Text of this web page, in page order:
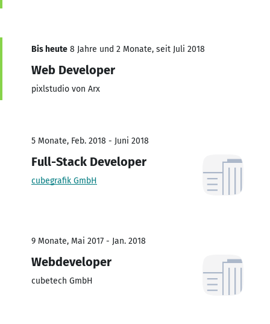
Bis heute 8 Jahre und 2 Monate, seit Juli 2018
Web Developer
pixlstudio von Arx
5 Monate, Feb. 2018 - Juni 2018
Full-Stack Developer
cubegrafik GmbH
9 Monate, Mai 2017 - Jan. 2018
Webdeveloper
cubetech GmbH